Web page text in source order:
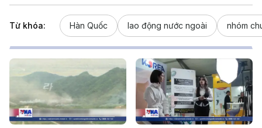
Từ khóa: Hàn Quốc lao động nước ngoài nhóm